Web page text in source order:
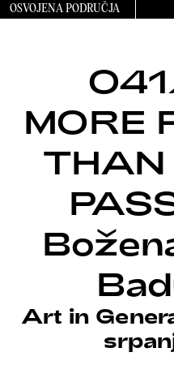
OSVOJENA PODRUČJA
MORE
THAN
Art in